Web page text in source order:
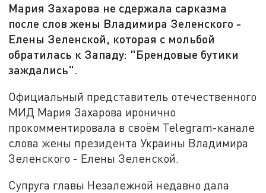
Мария Захарова не сдержала сарказма
после слов жены Владимира Зеленского -
Елены Зеленской, которая с мольбой
обратилась к Западу: "Брендовые бутики
заждались".
Официальный представитель отечественного
МИД Мария Захарова иронично
прокомментировала в своём Telegram-канале
слова жены президента Украины Владимира
Зеленского - Елены Зеленской.
Супруга главы Незалежной недавно дала